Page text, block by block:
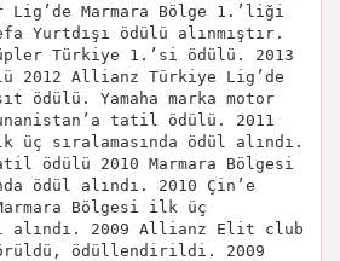
Lig’de Marmara Bölge 1.’liği
Yurtdışı ödülü alınmıştır.
Türkiye 1.’si ödülü. 2013
2012 Allianz Türkiye Lig’de
ödülü. Yamaha marka motor
tatil ödülü. 2011
üç sıralamasında ödül alındı.
ödülü 2010 Marmara Bölgesi
ödül alındı. 2010 Çin’e
Bölgesi ilk üç
alındı. 2009 Allianz Elit club
ödüllendirildi. 2009